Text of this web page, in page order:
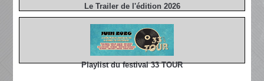
Le Trailer de l'édition 2026
Playlist du festival 33 TOUR